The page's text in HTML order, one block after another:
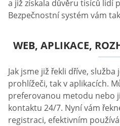
a již získala důvěru tisíců lidí
Bezpečnostní systém vám
WEB, APLIKACE,
Jak jsme již řekli dříve,
prohlížeči, tak v aplikacích.
preferovanou metodu nebo
kontaktu 24/7. Nyní vám
registraci, efektivním